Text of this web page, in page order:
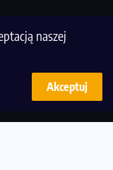
naszej
Akceptuj
wersję!